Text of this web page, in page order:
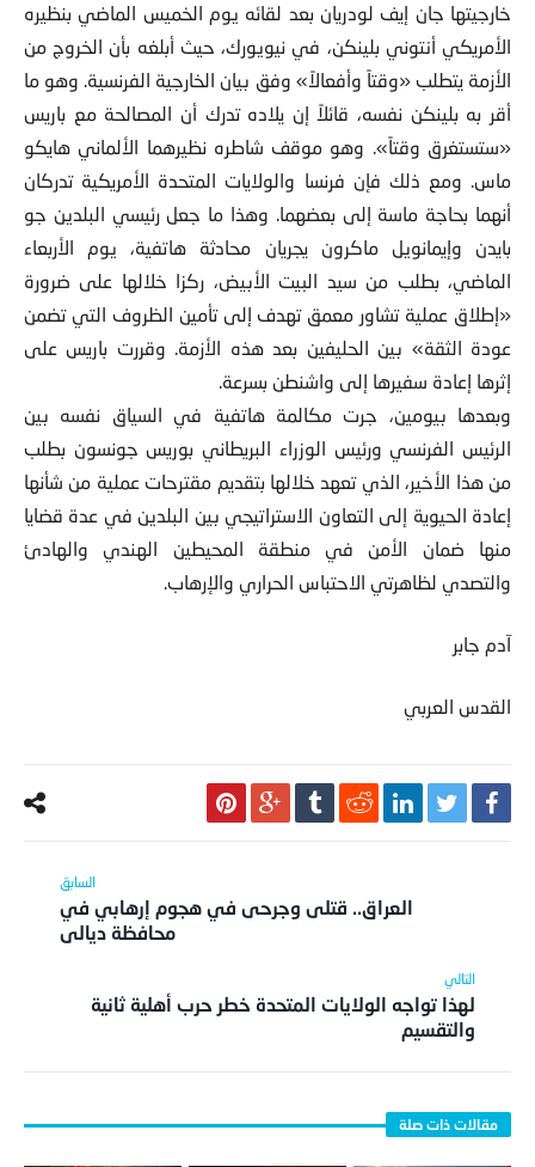
خارجيتها جان إيف لودريان بعد لقائه يوم الخميس الماضي بنظيره
الأمريكي أنتوني بلينكن، في نيويورك، حيث أبلغه بأن الخروج من
الأزمة يتطلب «وقتاً وأفعالاً» وفق بيان الخارجية الفرنسية. وهو ما
أقر به بلينكن نفسه، قائلاً إن يلاده تدرك أن المصالحة مع باريس
«ستستغرق وقتاً». وهو موقف شاطره نظيرهما الألماني هايكو
ماس. ومع ذلك فإن فرنسا والولايات المتحدة الأمريكية تدركان
أنهما بحاجة ماسة إلى بعضهما. وهذا ما جعل رئيسي البلدين جو
بايدن وإيمانويل ماكرون يجريان محادثة هاتفية، يوم الأربعاء
الماضي، بطلب من سيد البيت الأبيض، ركزا خلالها على ضرورة
«إطلاق عملية تشاور معمق تهدف إلى تأمين الظروف التي تضمن
عودة الثقة» بين الحليفين بعد هذه الأزمة. وقررت باريس على
إثرها إعادة سفيرها إلى واشنطن بسرعة.
وبعدها بيومين، جرت مكالمة هاتفية في السياق نفسه بين
الرئيس الفرنسي ورئيس الوزراء البريطاني بوريس جونسون بطلب
من هذا الأخير، الذي تعهد خلالها بتقديم مقترحات عملية من شأنها
إعادة الحيوية إلى التعاون الاستراتيجي بين البلدين في عدة قضايا
منها ضمان الأمن في منطقة المحيطين الهندي والهادئ
والتصدي لظاهرتي الاحتباس الحراري والإرهاب.
آدم جابر
القدس العربي
العراق.. قتلى وجرحى في هجوم إرهابي في
محافظة ديالى
لهذا تواجه الولايات المتحدة خطر حرب أهلية ثانية
والتقسيم